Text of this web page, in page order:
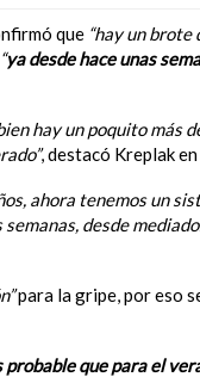
que “hay un brote
“ya desde hace unas
hay un poquito más
, destacó Kreplak
ahora tenemos un
semanas, desde
para la gripe, por eso
probable que para el